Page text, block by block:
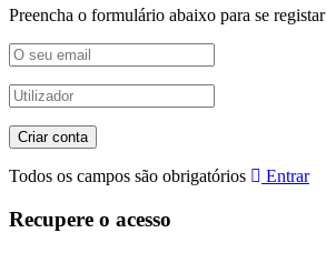
Preencha o formulário abaixo para se registar
Todos os campos são obrigatórios Entrar
Recupere o acesso